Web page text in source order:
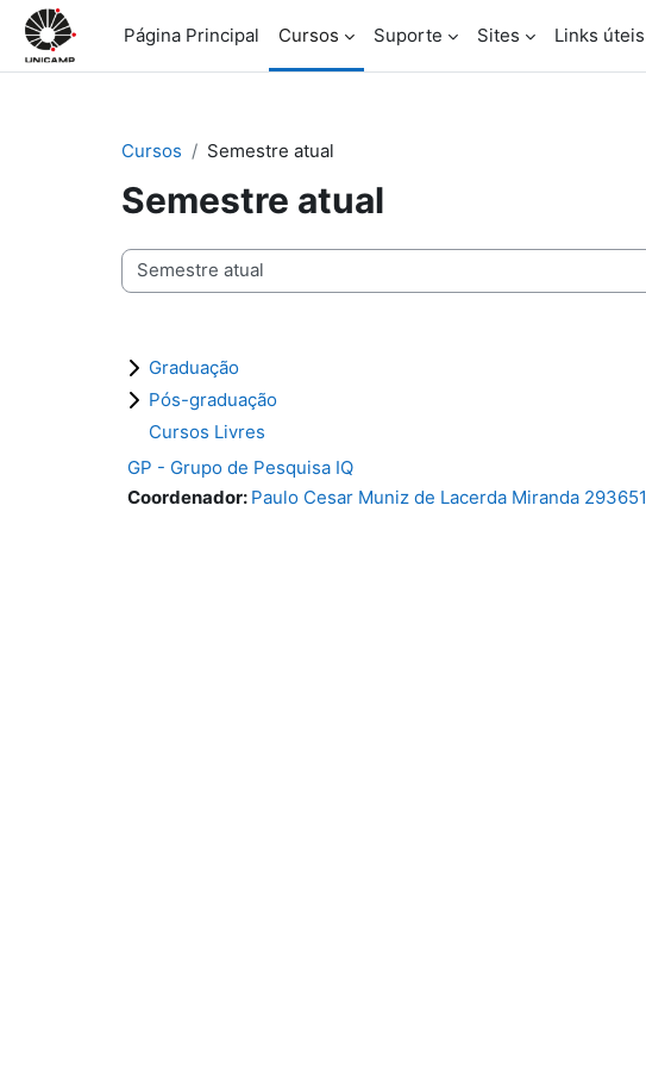
Salta al contenido principal
Página Principal
Cursos Suporte Sites Links úteis
Cursos Semestre atual
Semestre atual
Categorías
Graduação
Pós-graduação
Cursos Livres
GP - Grupo de Pesquisa IQ
Coordenador: Paulo Cesar Muniz de Lacerda Miranda 293651